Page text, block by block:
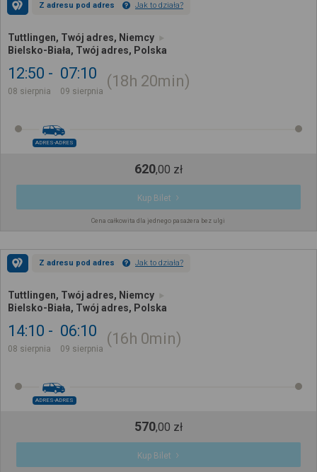
Z adresu pod adres Jak to działa?
Tuttlingen, Twój adres, Niemcy
Bielsko-Biała, Twój adres, Polska
12:50
08 sierpnia
07:10
09 sierpnia
18h 20min
ADRES-ADRES
620,00 zł
Kup Bilet
Cena całkowita dla jednego pasażera bez ulgi
Z adresu pod adres Jak to działa?
Tuttlingen, Twój adres, Niemcy
Bielsko-Biała, Twój adres, Polska
14:10
08 sierpnia
06:10
09 sierpnia
16h 0min
ADRES-ADRES
570,00 zł
Kup Bilet